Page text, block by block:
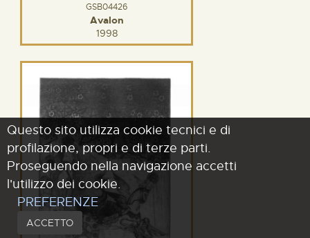
GSB04426
Avalon
1998
Questo sito utilizza cookie tecnici e di
profilazione, propri e di terze parti.
Proseguendo nella navigazione accetti
l'utilizzo dei cookie.
PREFERENZE
ACCETTO